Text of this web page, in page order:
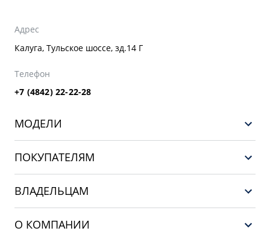
Адрес
Калуга, Тульское шоссе, зд.14 Г
Телефон
+7 (4842) 22-22-28
МОДЕЛИ
EX5
PREFACE
CITYRAY
ПОКУПАТЕЛЯМ
ВЛАДЕЛЬЦАМ
О КОМПАНИИ